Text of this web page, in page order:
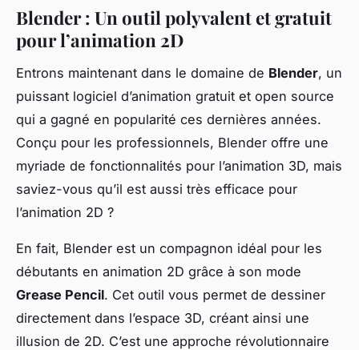
Blender : Un outil polyvalent et gratuit
pour l’animation 2D
Entrons maintenant dans le domaine de Blender, un
puissant logiciel d’animation gratuit et open source
qui a gagné en popularité ces dernières années.
Conçu pour les professionnels, Blender offre une
myriade de fonctionnalités pour l’animation 3D, mais
saviez-vous qu’il est aussi très efficace pour
l’animation 2D ?
En fait, Blender est un compagnon idéal pour les
débutants en animation 2D grâce à son mode
Grease Pencil. Cet outil vous permet de dessiner
directement dans l’espace 3D, créant ainsi une
illusion de 2D. C’est une approche révolutionnaire